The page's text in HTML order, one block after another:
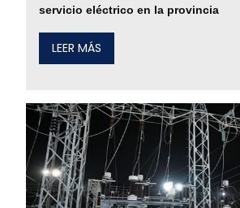
servicio eléctrico en la provincia
LEER MÁS